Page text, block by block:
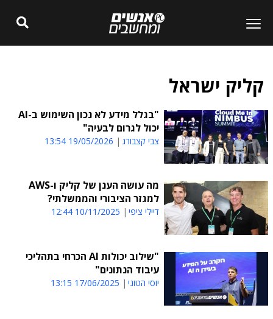
קליק ישראל
"בגלל מידע לא נכון השימוש ב-AI
יכול לגרום לבעיה"
צבי קצבורג 19/05/2026 13:54
מה עושה הענן של קליק ו-AWS
למגזר הציבורי והממשלתי?
דיילי ציפי 10/11/2025 12:44
"שילוב יכולות AI הכרחי בתהליכי
עיבוד הנתונים"
יוסי הטוני 17/06/2025 13:15